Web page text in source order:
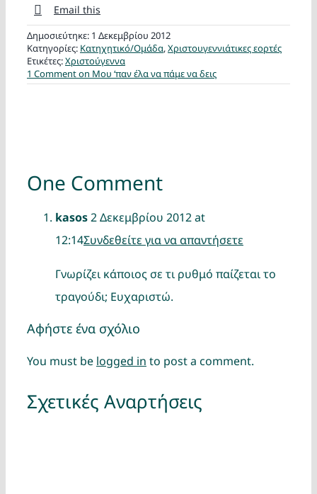
Email this
Δημοσιεύτηκε: 1 Δεκεμβρίου 2012
Κατηγορίες: Κατηχητικό/Ομάδα,Χριστουγεννιάτικες εορτές
Ετικέτες:Χριστούγεννα
1 Commenton Μου ‘παν έλα να πάμε να δεις
One Comment
kasos2 Δεκεμβρίου 2012 at
12:14Συνδεθείτε για να απαντήσετε
Γνωρίζει κάποιος σε τι ρυθμό παίζεται το
τραγούδι; Ευχαριστώ.
Αφήστε ένα σχόλιο
You must be logged in to post a comment.
Σχετικές Αναρτήσεις